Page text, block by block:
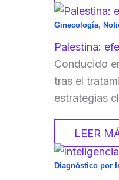
Ginecología,
Palestina:
Conducido
tras el
estrategias
LEER
Diagnóstico por